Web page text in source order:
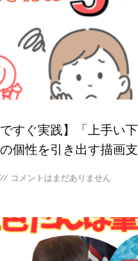
ですぐ実践】「上手い
個性を引き出す描画
コメントはまだありません